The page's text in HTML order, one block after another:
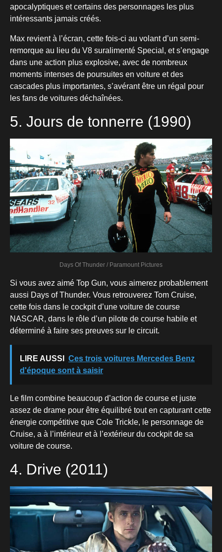
apocalyptiques et certains des personnages les plus
intéressants jamais créés.
Max revient à l’écran, cette fois-ci au volant d’un semi-
remorque au lieu du V8 suralimenté Special, et s’engage
dans une action plus explosive, avec de nombreux
moments intenses de poursuites en voiture et des
cascades plus importantes, s’avérant être un régal pour
les fans de voitures déchaînées.
5. Jours de tonnerre (1990)
Days Of Thunder / Paramount Pictures
Si vous avez aimé Top Gun, vous aimerez probablement
aussi Days of Thunder. Vous retrouverez Tom Cruise,
cette fois dans le cockpit d’une voiture de course
NASCAR, dans le rôle d’un pilote de course habile et
déterminé à faire ses preuves sur le circuit.
LIRE AUSSI
Ces trois voitures Mercedes Benz
d'époque sont à saisir
Le film combine beaucoup d’action de course et juste
assez de drame pour être équilibré tout en capturant cette
énergie compétitive que Cole Trickle, le personnage de
Cruise, a à l’intérieur et à l’extérieur du cockpit de sa
voiture de course.
4. Drive (2011)